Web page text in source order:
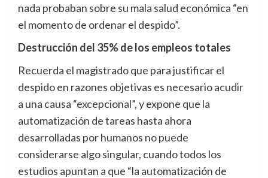
nada probaban sobre su mala salud económica “en
el momento de ordenar el despido”.
Destrucción del 35% de los empleos totales
Recuerda el magistrado que para justificar el
despido en razones objetivas es necesario acudir
a una causa “excepcional”, y expone que la
automatización de tareas hasta ahora
desarrolladas por humanos no puede
considerarse algo singular, cuando todos los
estudios apuntan a que “la automatización de